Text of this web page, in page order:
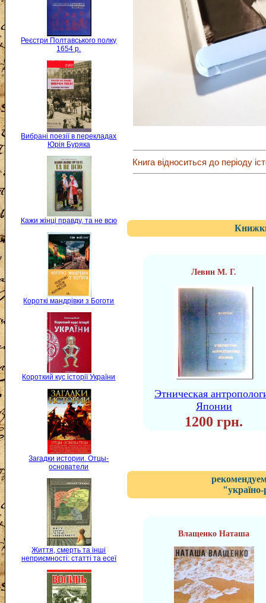
Реєстри Полтавського полку
1654 р.
Вибрані поезії в перекладах
Юрія Буряка
Кажи жінці правду, та не всю
Короткі мандрівки з Боготи
Короткий кус історії України
Загадки истории. Отцы-
основатели
Життя, смерть та інші
неприємності: статті та есеї
Книга відноситься до періоду
Левин М. Г.
Этническая
Японии
1200 грн.
"україно-
Влащенко Наташа